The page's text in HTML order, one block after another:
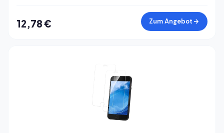
12,78 € Zum Angebot